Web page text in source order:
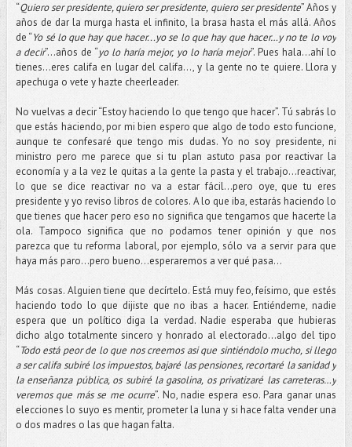
“Quiero ser presidente, quiero ser presidente, quiero ser presidente” Años y
años de dar la murga hasta el infinito, la brasa hasta el más allá. Años
de “Yo sé lo que hay que hacer...yo se lo que hay que hacer…y no te lo voy
a decir”…años de “yo lo haría mejor, yo lo haría mejor”. Pues hala…ahí lo
tienes...eres califa en lugar del califa…, y la gente no te quiere. Llora y
apechuga o vete y hazte cheerleader.
No vuelvas a decir “Estoy haciendo lo que tengo que hacer”. Tú sabrás lo
que estás haciendo, por mi bien espero que algo de todo esto funcione,
aunque te confesaré que tengo mis dudas. Yo no soy presidente, ni
ministro pero me parece que si tu plan astuto pasa por reactivar la
economía y a la vez le quitas a la gente la pasta y el trabajo...reactivar,
lo que se dice reactivar no va a estar fácil...pero oye, que tu eres
presidente y yo reviso libros de colores. A lo que iba, estarás haciendo lo
que tienes que hacer pero eso no significa que tengamos que hacerte la
ola. Tampoco significa que no podamos tener opinión y que nos
parezca que tu reforma laboral, por ejemplo, sólo va a servir para que
haya más paro…pero bueno...esperaremos a ver qué pasa...
Más cosas. Alguien tiene que decírtelo. Está muy feo, feísimo, que estés
haciendo todo lo que dijiste que no ibas a hacer. Entiéndeme, nadie
espera que un político diga la verdad. Nadie esperaba que hubieras
dicho algo totalmente sincero y honrado al electorado...algo del tipo
“Todo está peor de lo que nos creemos asi que sintiéndolo mucho, si llego
a ser califa subiré los impuestos, bajaré las pensiones, recortaré la sanidad y
la enseñanza pública, os subiré la gasolina, os privatizaré las carreteras…y
veremos que más se me ocurre”. No, nadie espera eso. Para ganar unas
elecciones lo suyo es mentir, prometer la luna y si hace falta vender una
o dos madres o las que hagan falta.